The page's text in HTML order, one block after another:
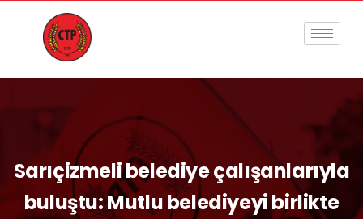
Sarıçizmeli belediye çalışanlarıyla
buluştu: Mutlu belediyeyi birlikte